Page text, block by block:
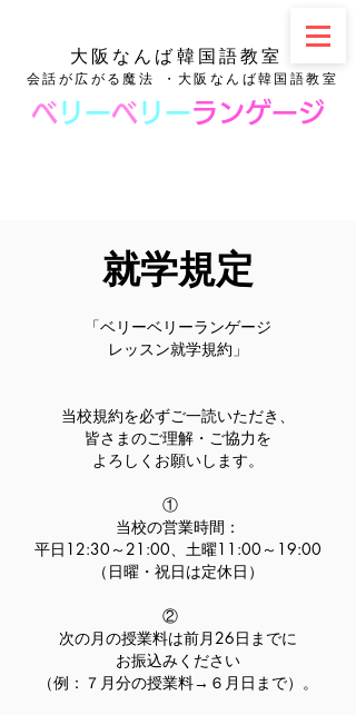
ベ リーベ リーランゲージ
大阪なんば韓国語教室
会話が広がる魔法 ・大阪なんば韓国語教室
就学規定
「ベリーベリーランゲージ
レッスン就学規約」
当校規約を必ずご一読いただき、
皆さまのご理解・ご協力を
よろしくお願いします。
①
当校の営業時間：
平日12:30～21:00、土曜11:00～19:00
（日曜・祝日は定休日）
②
次の月の授業料は前月26日までに
お振込みください
（例：７月分の授業料→６月日まで）。